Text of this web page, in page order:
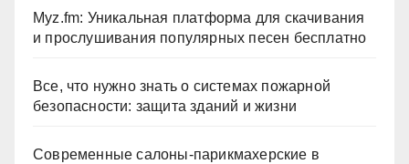
Myz.fm: Уникальная платформа для скачивания
и прослушивания популярных песен бесплатно
Все, что нужно знать о системах пожарной
безопасности: защита зданий и жизни
Современные салоны-парикмахерские в